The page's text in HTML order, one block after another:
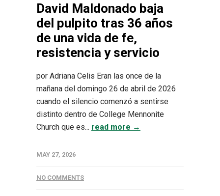
David Maldonado baja
del pulpito tras 36 años
de una vida de fe,
resistencia y servicio
por Adriana Celis Eran las once de la
mañana del domingo 26 de abril de 2026
cuando el silencio comenzó a sentirse
distinto dentro de College Mennonite
Church que es... read more →
MAY 27, 2026
NO COMMENTS